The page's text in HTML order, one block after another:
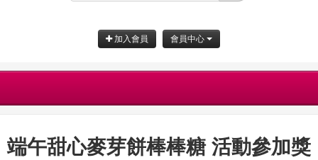
加入會員 會員中心
端午甜心麥芽餅棒棒糖 活動參加獎